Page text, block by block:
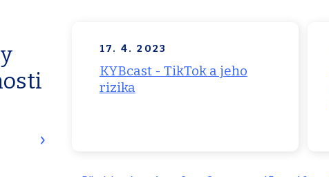
17. 4. 2023
KYBcast - TikTok a jeho
rizika